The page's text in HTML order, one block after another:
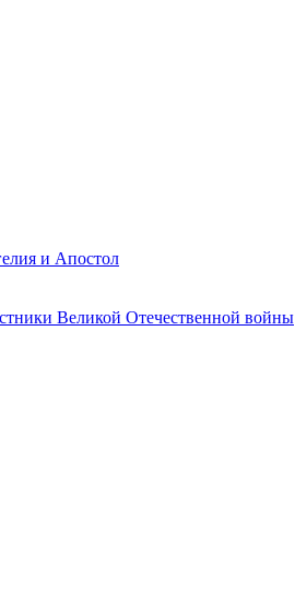
и Апостол
Великой Отечественной войны